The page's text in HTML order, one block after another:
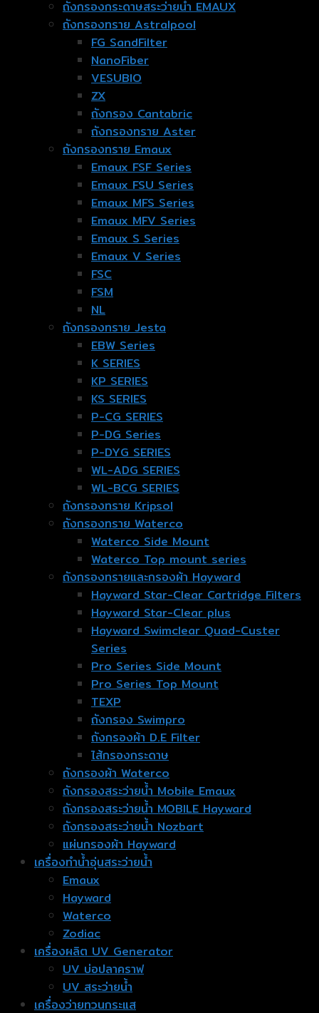
ถังกรองกระดาษสระว่ายน้ำ EMAUX
ถังกรองทราย Astralpool
FG SandFilter
NanoFiber
VESUBIO
ZX
ถังกรอง Cantabric
ถังกรองทราย Aster
ถังกรองทราย Emaux
Emaux FSF Series
Emaux FSU Series
Emaux MFS Series
Emaux MFV Series
Emaux S Series
Emaux V Series
FSC
FSM
NL
ถังกรองทราย Jesta
EBW Series
K SERIES
KP SERIES
KS SERIES
P-CG SERIES
P-DG Series
P-DYG SERIES
WL-ADG SERIES
WL-BCG SERIES
ถังกรองทราย Kripsol
ถังกรองทราย Waterco
Waterco Side Mount
Waterco Top mount series
ถังกรองทรายและกรองผ้า Hayward
Hayward Star-Clear Cartridge Filters
Hayward Star-Clear plus
Hayward Swimclear Quad-Custer
Series
Pro Series Side Mount
Pro Series Top Mount
TEXP
ถังกรอง Swimpro
ถังกรองผ้า D.E Filter
ไส้กรองกระดาษ
ถังกรองผ้า Waterco
ถังกรองสระว่ายน้ำ Mobile Emaux
ถังกรองสระว่ายน้ำ MOBILE Hayward
ถังกรองสระว่ายน้ำ Nozbart
แผ่นกรองผ้า Hayward
เครื่องทำน้ำอุ่นสระว่ายน้ำ
Emaux
Hayward
Waterco
Zodiac
เครื่องผลิต UV Generator
UV บ่อปลาคราฟ
UV สระว่ายน้ำ
เครื่องว่ายทวนกระแส